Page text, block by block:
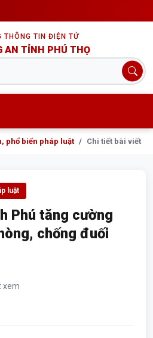
THÔNG TIN ĐIỆN TỬ
AN TỈNH PHÚ THỌ
phổ biến pháp luật Chi tiết bài viết
luật
Phú tăng cường
chống đuối
xem